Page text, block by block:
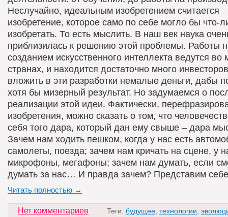
Неслучайно, идеальным изобретением считается
изобретение, которое само по себе могло бы что-
изобретать. То есть мыслить. В наш век наука
приблизилась к решению этой проблемы. Работы
созданием искусственного интеллекта ведутся во
странах, и находится достаточно много
вложить в эти разработки немалые деньги, дабы
хотя бы мизерный результат. Но задумаемся о
реализации этой идеи. Фактически,
изобретения, можно сказать о том, что
себя того дара, который дан ему свыше – дара
Зачем нам ходить пешком, когда у нас есть
самолеты, поезда; зачем нам кричать на сцене, у
микрофоны, мегафоны; зачем нам думать, если
думать за нас… И правда зачем? Представим
Читать полностью →
Нет комментариев Теги: будущее технологии